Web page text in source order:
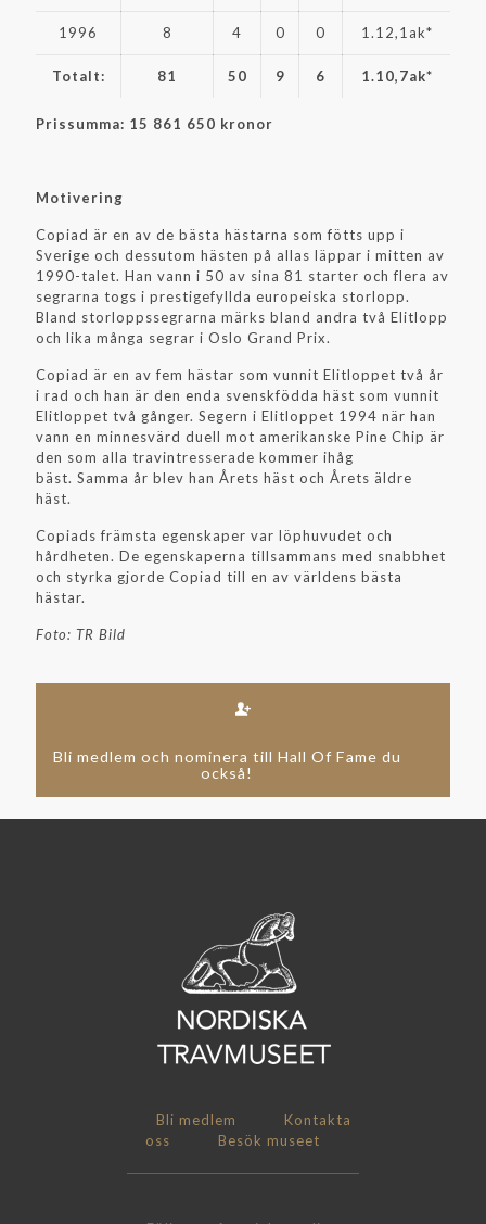
1996 8 4 0 0 1.12,1ak*
Totalt: 81 50 9 6 1.10,7ak*
Prissumma: 15 861 650 kronor
Motivering
Copiad är en av de bästa hästarna som fötts upp i
Sverige och dessutom hästen på allas läppar i mitten av
1990-talet. Han vann i 50 av sina 81 starter och flera av
segrarna togs i prestigefyllda europeiska storlopp.
Bland storloppssegrarna märks bland andra två Elitlopp
och lika många segrar i Oslo Grand Prix.
Copiad är en av fem hästar som vunnit Elitloppet två år
i rad och han är den enda svenskfödda häst som vunnit
Elitloppet två gånger. Segern i Elitloppet 1994 när han
vann en minnesvärd duell mot amerikanske Pine Chip är
den som alla travintresserade kommer ihåg
bäst. Samma år blev han Årets häst och Årets äldre
häst.
Copiads främsta egenskaper var löphuvudet och
hårdheten. De egenskaperna tillsammans med snabbhet
och styrka gjorde Copiad till en av världens bästa
hästar.
Foto: TR Bild
Bli medlem och nominera till Hall Of Fame du
också!
Bli medlem
Kontakta
oss
Besök museet